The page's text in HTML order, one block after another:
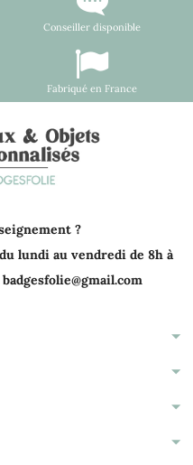
Conseiller disponible
Fabriqué en France
?
lundi au vendredi de 8h à